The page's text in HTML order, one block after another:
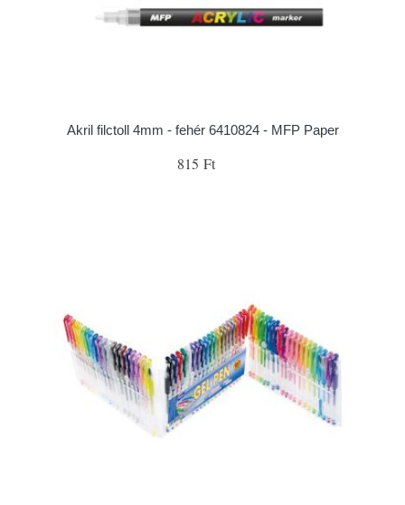
Akril filctoll 4mm - fehér 6410824 - MFP Paper
815 Ft